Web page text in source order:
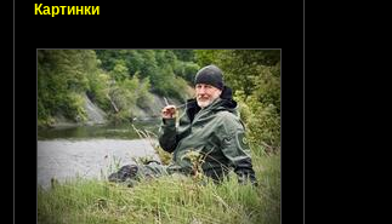
Картинки